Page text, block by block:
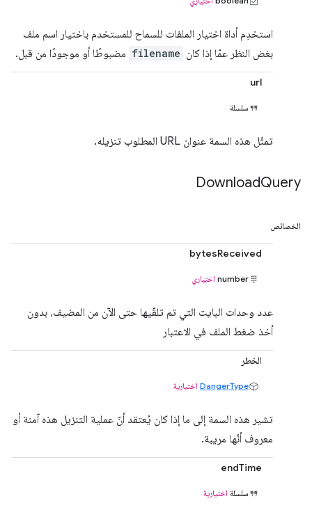
استخدِم أداة اختيار الملفات للسماح للمستخدم باختيار اسم ملف
بغض النظر عمّا إذا كان filename مضبوطًا أو موجودًا من قبل.
url
سلسلة
تمثّل هذه السمة عنوان URL المطلوب تنزيله.
DownloadQuery
الخصائص
bytesReceived
number اختياري
عدد وحدات البايت التي تم تلقّيها حتى الآن من المضيف، بدون
أخذ ضغط الملف في الاعتبار
الخطر
DangerType اختيارية
تشير هذه السمة إلى ما إذا كان يُعتقد أنّ عملية التنزيل هذه آمنة أو
معروف أنّها مريبة.
endTime
سلسلة اختيارية